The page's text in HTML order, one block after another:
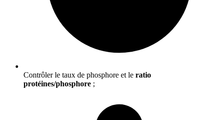
Contrôler le taux de phosphore et le ratio
protéines/phosphore ;